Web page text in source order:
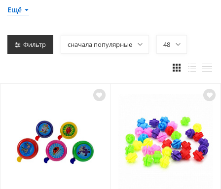
Подпорные колёса/родительские ручки
Звонки/сигналы/зеркала для велосипедов
Оборудование для хранения/перевозки велосипедов
Фляги/флягодержатели/крепления флягодержателей
Велокомпьютеры/велоспидометры/комплектующие
Аксессуары/разное
Ещё
Фильтр сначала популярные 48